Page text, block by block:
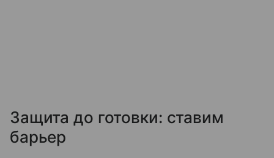
Защита до готовки: ставим
барьер